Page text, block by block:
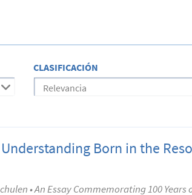
CLASIFICACIÓN
Relevancia
Born in the
• An Essay Commemorating 100